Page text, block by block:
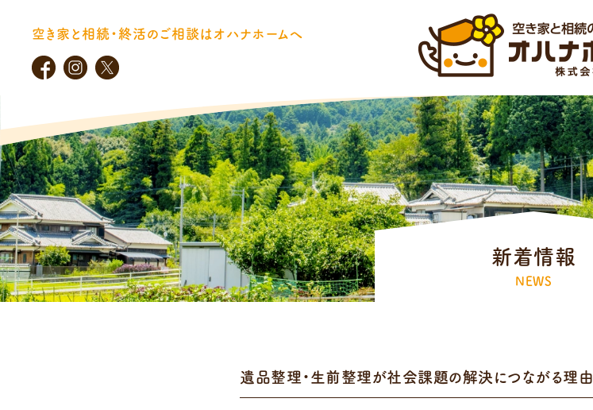
空き家と相続・終活のご相談はオハナホームへ
新着情報
NEWS
遺品整理・生前整理が社会課題の解決につながる理由